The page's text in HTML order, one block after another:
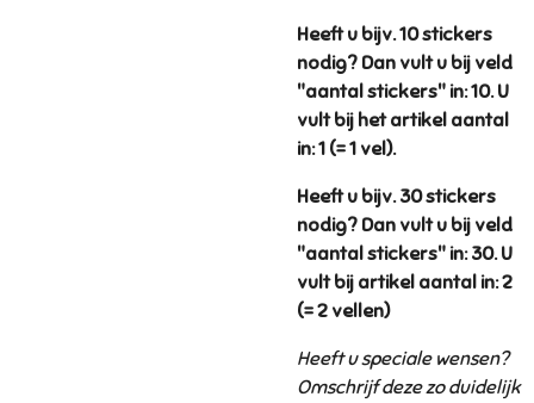
Heeft u bijv. 10 stickers
nodig? Dan vult u bij veld
"aantal stickers" in: 10. U
vult bij het artikel aantal
in: 1 (= 1 vel).
Heeft u bijv. 30 stickers
nodig? Dan vult u bij veld
"aantal stickers" in: 30. U
vult bij artikel aantal in: 2
(= 2 vellen)
Heeft u speciale wensen?
Omschrijf deze zo duidelijk